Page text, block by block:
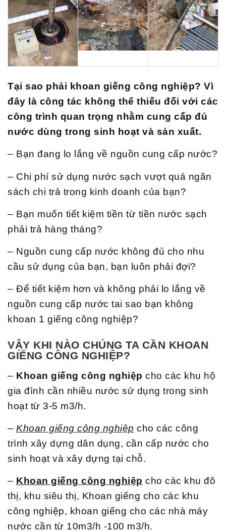
Tại sao phải khoan giếng công nghiệp? Vì
đây là công tác không thể thiếu đối với các
công trình quan trọng nhằm cung cấp đủ
nước dùng trong sinh hoạt và sản xuất.
– Bạn đang lo lắng về nguồn cung cấp nước?
– Chi phí sử dụng nước sạch vượt quá ngân
sách chi trả trong kinh doanh của bạn?
– Bạn muốn tiết kiệm tiền từ tiền nước sạch
phải trả hàng tháng?
– Nguồn cung cấp nước không đủ cho nhu
cầu sử dụng của bạn, bạn luôn phải đợi?
– Để tiết kiệm hơn và không phải lo lắng về
nguồn cung cấp nước tai sao bạn không
khoan 1 giếng công nghiệp?
VẬY KHI NÀO CHÚNG TA CẦN KHOAN
GIẾNG CÔNG NGHIỆP?
– Khoan giếng công nghiệp cho các khu hộ
gia đình cần nhiều nước sử dụng trong sinh
hoạt từ 3-5 m3/h.
– Khoan giếng công nghiệp cho các công
trình xây dựng dân dụng, cần cấp nước cho
sinh hoạt và xây dựng tại chỗ.
– Khoan giếng công nghiệp cho các khu đô
thị, khu siêu thị, Khoan giếng cho các khu
công nghiệp, khoan giếng cho các nhà máy
nước cần từ 10m3/h -100 m3/h.